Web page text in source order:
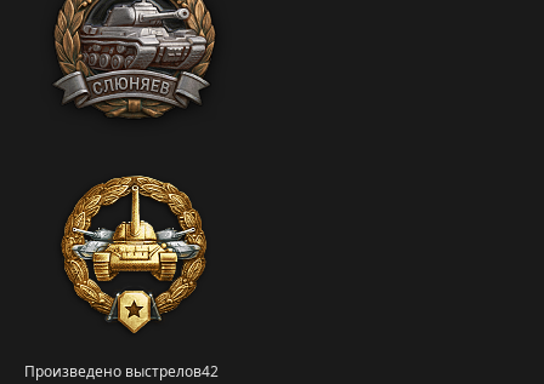
Произведено выстрелов42